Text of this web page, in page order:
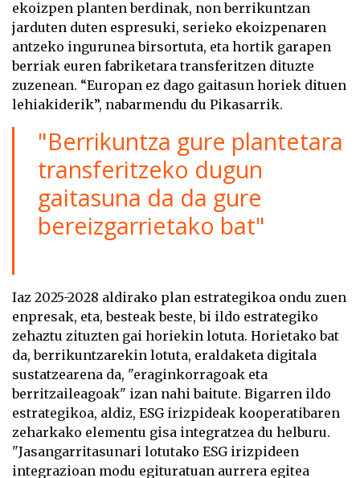
ekoizpen planten berdinak, non berrikuntzan
jarduten duten espresuki, serieko ekoizpenaren
antzeko ingurunea birsortuta, eta hortik garapen
berriak euren fabriketara transferitzen dituzte
zuzenean. “Europan ez dago gaitasun horiek dituen
lehiakiderik”, nabarmendu du Pikasarrik.
"Berrikuntza gure plantetara
transferitzeko dugun
gaitasuna da da gure
bereizgarrietako bat"
Iaz 2025-2028 aldirako plan estrategikoa ondu zuen
enpresak, eta, besteak beste, bi ildo estrategiko
zehaztu zituzten gai horiekin lotuta. Horietako bat
da, berrikuntzarekin lotuta, eraldaketa digitala
sustatzearena da, "eraginkorragoak eta
berritzaileagoak" izan nahi baitute. Bigarren ildo
estrategikoa, aldiz, ESG irizpideak kooperatibaren
zeharkako elementu gisa integratzea du helburu.
"Jasangarritasunari lotutako ESG irizpideen
integrazioan modu egituratuan aurrera egitea